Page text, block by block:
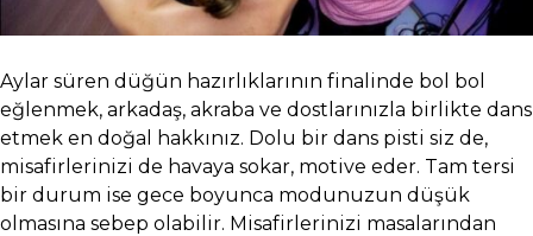
Aylar süren düğün hazırlıklarının finalinde bol bol
eğlenmek, arkadaş, akraba ve dostlarınızla birlikte dans
etmek en doğal hakkınız. Dolu bir dans pisti siz de,
misafirlerinizi de havaya sokar, motive eder. Tam tersi
bir durum ise gece boyunca modunuzun düşük
olmasına sebep olabilir. Misafirlerinizi masalarından